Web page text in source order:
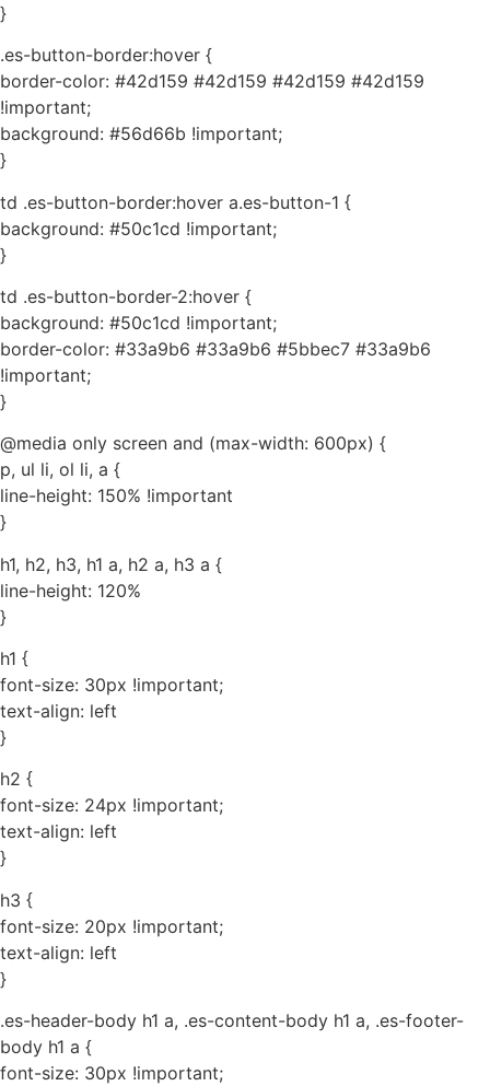
}
.es-button-border:hover {
border-color: #42d159 #42d159 #42d159 #42d159
!important;
background: #56d66b !important;
}
td .es-button-border:hover a.es-button-1 {
background: #50c1cd !important;
}
td .es-button-border-2:hover {
background: #50c1cd !important;
border-color: #33a9b6 #33a9b6 #5bbec7 #33a9b6
!important;
}
@media only screen and (max-width: 600px) {
p, ul li, ol li, a {
line-height: 150% !important
}
h1, h2, h3, h1 a, h2 a, h3 a {
line-height: 120%
}
h1 {
font-size: 30px !important;
text-align: left
}
h2 {
font-size: 24px !important;
text-align: left
}
h3 {
font-size: 20px !important;
text-align: left
}
.es-header-body h1 a, .es-content-body h1 a, .es-footer-
body h1 a {
font-size: 30px !important;